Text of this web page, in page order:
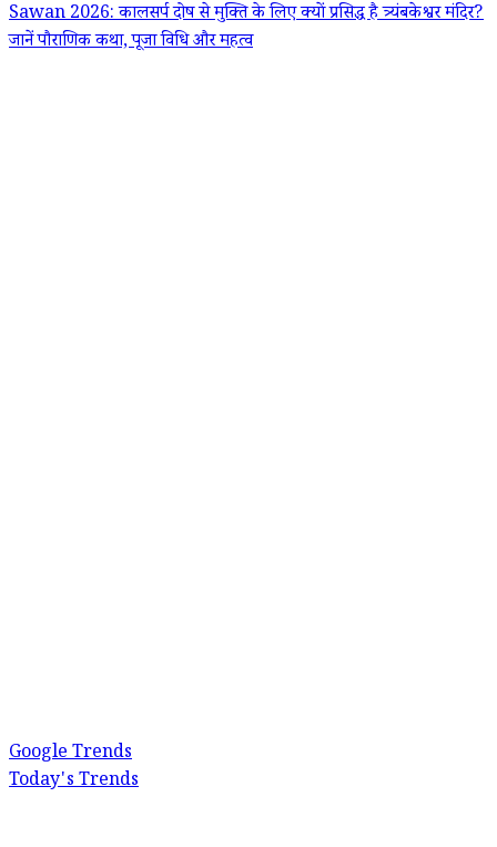
Sawan 2026: कालसर्प दोष से मुक्ति के लिए क्यों प्रसिद्ध है त्र्यंबकेश्वर मंदिर?
जानें पौराणिक कथा, पूजा विधि और महत्व
Google Trends
Today's Trends